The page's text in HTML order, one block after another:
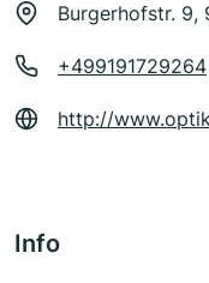
Burgerhofstr. 9,
+499191729264
http://
Info